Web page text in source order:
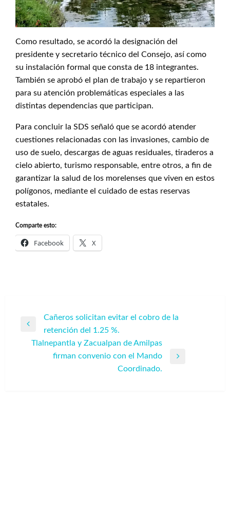
Como resultado, se acordó la designación del
presidente y secretario técnico del Consejo, así como
su instalación formal que consta de 18 integrantes.
También se aprobó el plan de trabajo y se repartieron
para su atención problemáticas especiales a las
distintas dependencias que participan.
Para concluir la SDS señaló que se acordó atender
cuestiones relacionadas con las invasiones, cambio de
uso de suelo, descargas de aguas residuales, tiraderos a
cielo abierto, turismo responsable, entre otros, a fin de
garantizar la salud de los morelenses que viven en estos
polígonos, mediante el cuidado de estas reservas
estatales.
Comparte esto:
Facebook X
Navegación
entradas
Entrada
anterior
Cañeros solicitan evitar el cobro de la
retención del 1.25 %.
Tlalnepantla y Zacualpan de Amilpas
firman convenio con el Mando
Coordinado.